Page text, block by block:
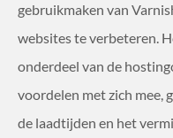
gebruikmaken van
websites te verbeteren.
onderdeel van de
voordelen met zich mee,
de laadtijden en het